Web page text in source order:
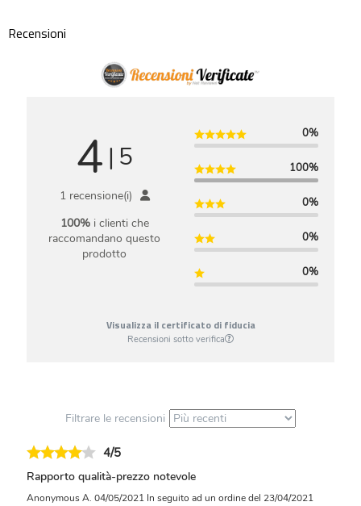
Recensioni
4 | 5
1 recensione(i)
100%i clienti che
raccomandano questo
prodotto
0%
100%
0%
0%
0%
Visualizza il certificato di fiducia
Recensioni sotto verifica
Filtrare le recensioni
4/5
Rapporto qualità-prezzo notevole
Anonymous A. 04/05/2021 In seguito ad un ordine del 23/04/2021